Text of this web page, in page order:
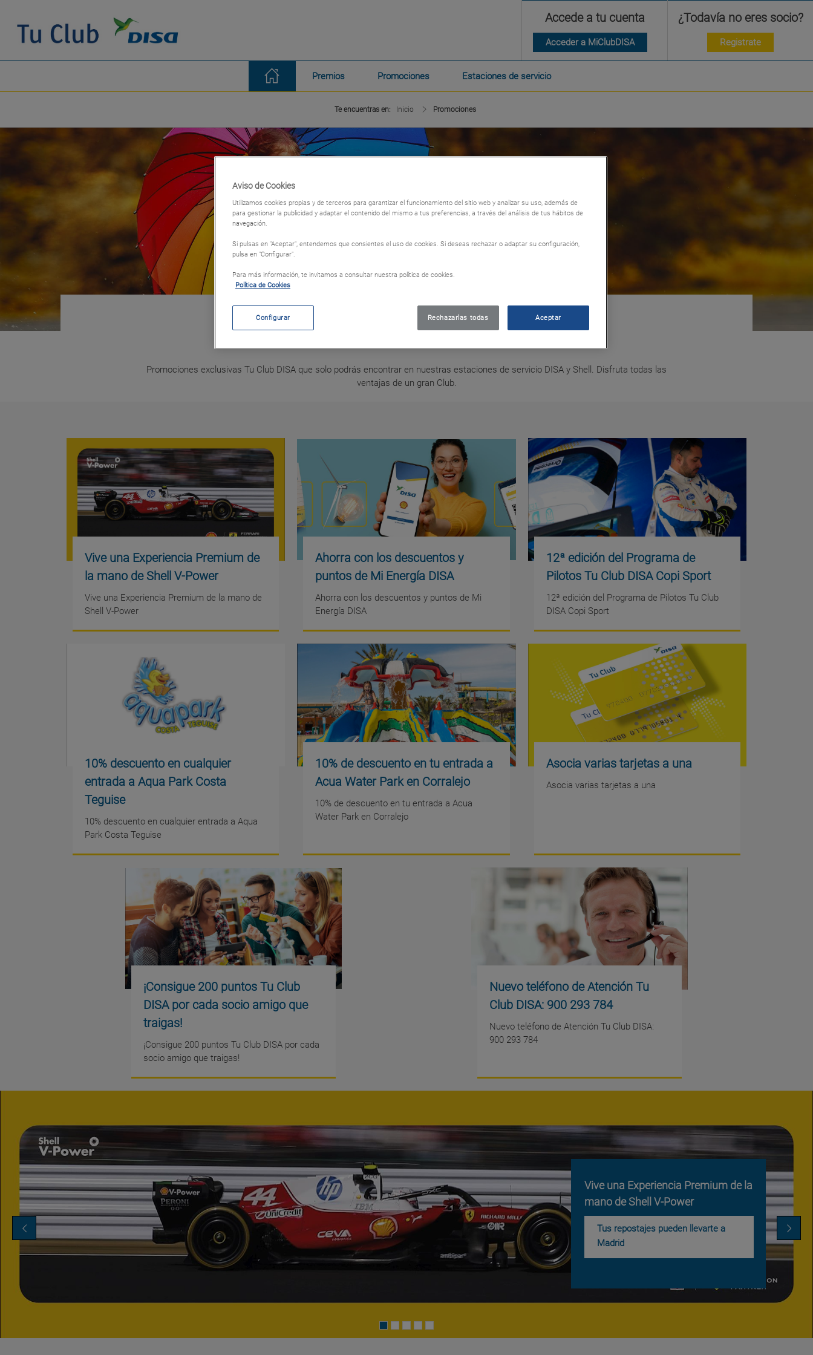
Accede a tu cuenta
Acceder a MiClubDISA
¿Todavía no eres socio?
Registrate
Premios Promociones Estaciones de servicio
Te encuentras en: Inicio Promociones
Promociones
Promociones exclusivas Tu Club DISA que solo podrás encontrar en nuestras estaciones de servicio DISA y Shell. Disfruta todas las
ventajas de un gran Club.
Vive una Experiencia Premium de
la mano de Shell V-Power
Vive una Experiencia Premium de la mano de
Shell V-Power
Ahorra con los descuentos y
puntos de Mi Energía DISA
Ahorra con los descuentos y puntos de Mi
Energía DISA
12ª edición del Programa de
Pilotos Tu Club DISA Copi Sport
12ª edición del Programa de Pilotos Tu Club
DISA Copi Sport
10% descuento en cualquier
entrada a Aqua Park Costa
Teguise
10% descuento en cualquier entrada a Aqua
Park Costa Teguise
10% de descuento en tu entrada a
Acua Water Park en Corralejo
10% de descuento en tu entrada a Acua
Water Park en Corralejo
Asocia varias tarjetas a una
Asocia varias tarjetas a una
¡Consigue 200 puntos Tu Club
DISA por cada socio amigo que
traigas!
¡Consigue 200 puntos Tu Club DISA por cada
socio amigo que traigas!
Nuevo teléfono de Atención Tu
Club DISA: 900 293 784
Nuevo teléfono de Atención Tu Club DISA:
900 293 784
Vive una Experiencia Premium de la
mano de Shell V-Power
Tus repostajes pueden llevarte a
Madrid
Aviso de Cookies
Utilizamos cookies propias y de terceros para garantizar el funcionamiento del sitio web y analizar su uso, además de
para gestionar la publicidad y adaptar el contenido del mismo a tus preferencias, a través del análisis de tus hábitos de
navegación.
Si pulsas en "Aceptar", entendemos que consientes el uso de cookies. Si deseas rechazar o adaptar su configuración,
pulsa en "Configurar".
Para más información, te invitamos a consultar nuestra política de cookies.
Política de Cookies
Rechazarlas todas Aceptar
Configurar